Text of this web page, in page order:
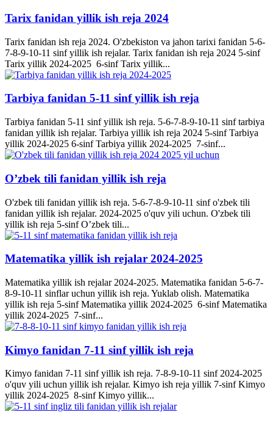
Tarix fanidan yillik ish reja 2024
Tarix fanidan ish reja 2024. O'zbekiston va jahon tarixi fanidan 5-6-
7-8-9-10-11 sinf yillik ish rejalar. Tarix fanidan ish reja 2024 5-sinf
Tarix yillik 2024-2025 6-sinf Tarix yillik...
Tarbiya fanidan 5-11 sinf yillik ish reja
Tarbiya fanidan 5-11 sinf yillik ish reja. 5-6-7-8-9-10-11 sinf tarbiya
fanidan yillik ish rejalar. Tarbiya yillik ish reja 2024 5-sinf Tarbiya
yillik 2024-2025 6-sinf Tarbiya yillik 2024-2025 7-sinf...
O’zbek tili fanidan yillik ish reja
O'zbek tili fanidan yillik ish reja. 5-6-7-8-9-10-11 sinf o'zbek tili
fanidan yillik ish rejalar. 2024-2025 o'quv yili uchun. O'zbek tili
yillik ish reja 5-sinf O’zbek tili...
Matematika yillik ish rejalar 2024-2025
Matematika yillik ish rejalar 2024-2025. Matematika fanidan 5-6-7-
8-9-10-11 sinflar uchun yillik ish reja. Yuklab olish. Matematika
yillik ish reja 5-sinf Matematika yillik 2024-2025 6-sinf Matematika
yillik 2024-2025 7-sinf...
Kimyo fanidan 7-11 sinf yillik ish reja
Kimyo fanidan 7-11 sinf yillik ish reja. 7-8-9-10-11 sinf 2024-2025
o'quv yili uchun yillik ish rejalar. Kimyo ish reja yillik 7-sinf Kimyo
yillik 2024-2025 8-sinf Kimyo yillik...